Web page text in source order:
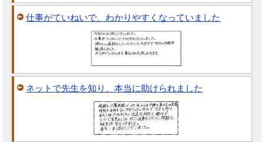
仕事がていねいで、わかりやすくなっていました
ネットで先生を知り、本当に助けられました